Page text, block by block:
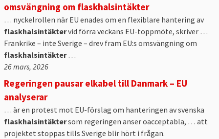
omsvängning om flaskhalsintäkter
… nyckelrollen när EU enades om en flexiblare hantering av
flaskhalsintäktervid förra veckans EU-toppmöte, skriver …
Frankrike – inte Sverige – drev fram EU:s omsvängning om
flaskhalsintäkter…
26 mars, 2026
Regeringen pausar elkabel till Danmark – EU
analyserar
… är en protest mot EU-förslag om hanteringen av svenska
flaskhalsintäktersom regeringen anser oacceptabla, … att
projektet stoppas tills Sverige blir hört i frågan.